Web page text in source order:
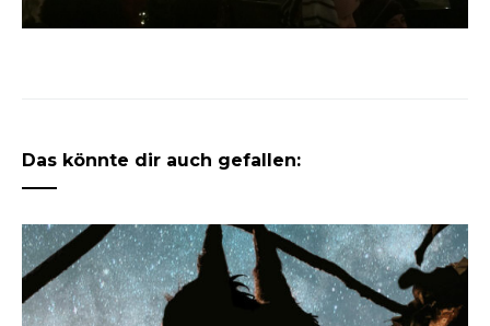
Das könnte dir auch gefallen: